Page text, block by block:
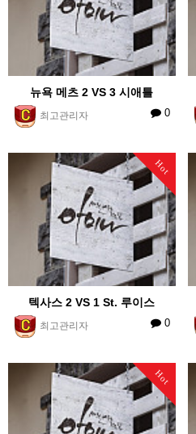
뉴욕 메츠 2 VS 3 시애틀
최고관리자 0
Hot
텍사스 2 VS 1 St. 루이스
최고관리자 0
Hot